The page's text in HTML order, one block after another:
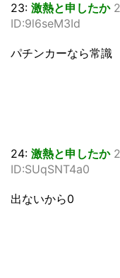
23: 激熱と申したか
ID:9l6seM3Id
パチンカーなら常識
24: 激熱と申したか
ID:SUqSNT4a0
出ないから0